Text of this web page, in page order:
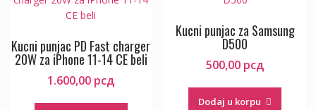
Kucni punjac PD Fast charger
20W za iPhone 11-14 CE beli
1.600,00 рсд
Kucni punjac za Samsung
D500
500,00 рсд
Dodaj u korpu